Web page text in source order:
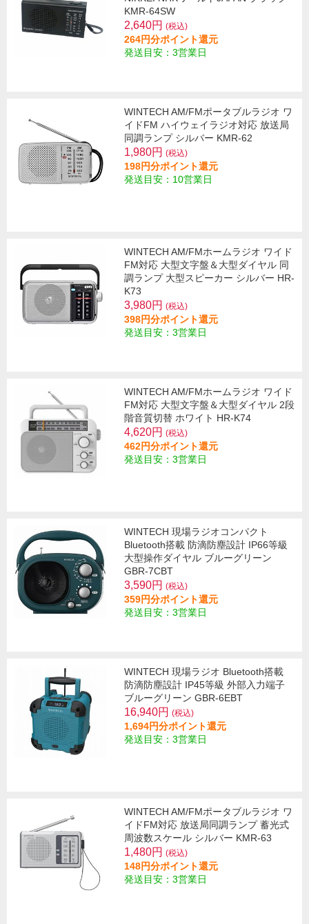
KMR-64SW
2,640円 (税込)
264円分ポイント還元
発送目安：3営業日
WINTECH AM/FMポータブルラジオ ワ
イドFM ハイウェイラジオ対応 放送局
同調ランプ シルバー KMR-62
1,980円 (税込)
198円分ポイント還元
発送目安：10営業日
WINTECH AM/FMホームラジオ ワイド
FM対応 大型文字盤＆大型ダイヤル 同
調ランプ 大型スピーカー シルバー HR-
K73
3,980円 (税込)
398円分ポイント還元
発送目安：3営業日
WINTECH AM/FMホームラジオ ワイド
FM対応 大型文字盤＆大型ダイヤル 2段
階音質切替 ホワイト HR-K74
4,620円 (税込)
462円分ポイント還元
発送目安：3営業日
WINTECH 現場ラジオコンパクト
Bluetooth搭載 防滴防塵設計 IP66等級
大型操作ダイヤル ブルーグリーン
GBR-7CBT
3,590円 (税込)
359円分ポイント還元
発送目安：3営業日
WINTECH 現場ラジオ Bluetooth搭載
防滴防塵設計 IP45等級 外部入力端子
ブルーグリーン GBR-6EBT
16,940円 (税込)
1,694円分ポイント還元
発送目安：3営業日
WINTECH AM/FMポータブルラジオ ワ
イドFM対応 放送局同調ランプ 蓄光式
周波数スケール シルバー KMR-63
1,480円 (税込)
148円分ポイント還元
発送目安：3営業日